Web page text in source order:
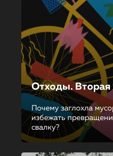
Отходы. Вторая
Почему заглохла
избежать
свалку?